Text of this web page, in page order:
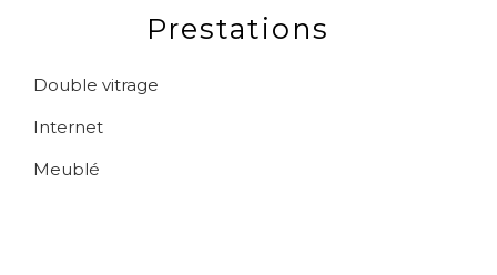
Prestations
Double vitrage
Internet
Meublé